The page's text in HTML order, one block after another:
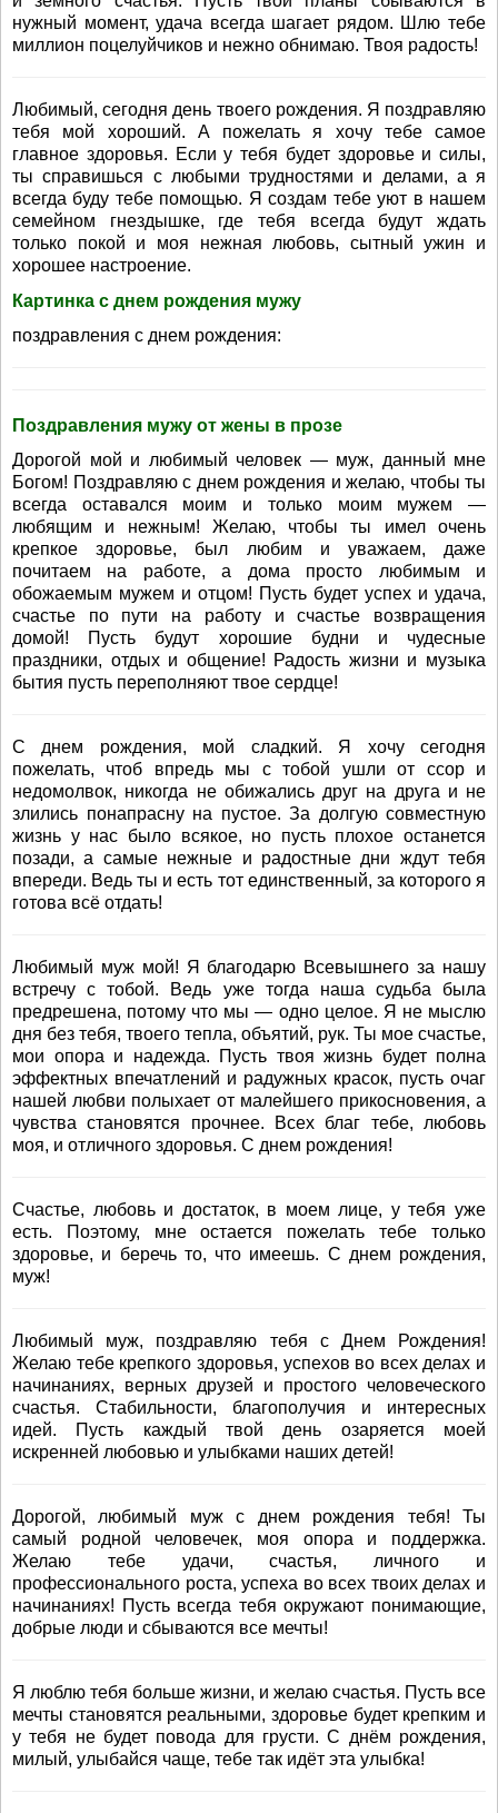
нужный момент, удача всегда шагает рядом. Шлю тебе
миллион поцелуйчиков и нежно обнимаю. Твоя радость!
Любимый, сегодня день твоего рождения. Я поздравляю
тебя мой хороший. А пожелать я хочу тебе самое
главное здоровья. Если у тебя будет здоровье и силы,
ты справишься с любыми трудностями и делами, а я
всегда буду тебе помощью. Я создам тебе уют в нашем
семейном гнездышке, где тебя всегда будут ждать
только покой и моя нежная любовь, сытный ужин и
хорошее настроение.
Картинка с днем рождения мужу
поздравления с днем рождения:
Поздравления мужу от жены в прозе
Дорогой мой и любимый человек — муж, данный мне
Богом! Поздравляю с днем рождения и желаю, чтобы ты
всегда оставался моим и только моим мужем —
любящим и нежным! Желаю, чтобы ты имел очень
крепкое здоровье, был любим и уважаем, даже
почитаем на работе, а дома просто любимым и
обожаемым мужем и отцом! Пусть будет успех и удача,
счастье по пути на работу и счастье возвращения
домой! Пусть будут хорошие будни и чудесные
праздники, отдых и общение! Радость жизни и музыка
бытия пусть переполняют твое сердце!
С днем рождения, мой сладкий. Я хочу сегодня
пожелать, чтоб впредь мы с тобой ушли от ссор и
недомолвок, никогда не обижались друг на друга и не
злились понапрасну на пустое. За долгую совместную
жизнь у нас было всякое, но пусть плохое останется
позади, а самые нежные и радостные дни ждут тебя
впереди. Ведь ты и есть тот единственный, за которого я
готова всё отдать!
Любимый муж мой! Я благодарю Всевышнего за нашу
встречу с тобой. Ведь уже тогда наша судьба была
предрешена, потому что мы — одно целое. Я не мыслю
дня без тебя, твоего тепла, объятий, рук. Ты мое счастье,
мои опора и надежда. Пусть твоя жизнь будет полна
эффектных впечатлений и радужных красок, пусть очаг
нашей любви полыхает от малейшего прикосновения, а
чувства становятся прочнее. Всех благ тебе, любовь
моя, и отличного здоровья. С днем рождения!
Счастье, любовь и достаток, в моем лице, у тебя уже
есть. Поэтому, мне остается пожелать тебе только
здоровье, и беречь то, что имеешь. С днем рождения,
муж!
Любимый муж, поздравляю тебя с Днем Рождения!
Желаю тебе крепкого здоровья, успехов во всех делах и
начинаниях, верных друзей и простого человеческого
счастья. Стабильности, благополучия и интересных
идей. Пусть каждый твой день озаряется моей
искренней любовью и улыбками наших детей!
Дорогой, любимый муж с днем рождения тебя! Ты
самый родной человечек, моя опора и поддержка.
Желаю тебе удачи, счастья, личного и
профессионального роста, успеха во всех твоих делах и
начинаниях! Пусть всегда тебя окружают понимающие,
добрые люди и сбываются все мечты!
Я люблю тебя больше жизни, и желаю счастья. Пусть все
мечты становятся реальными, здоровье будет крепким и
у тебя не будет повода для грусти. С днём рождения,
милый, улыбайся чаще, тебе так идёт эта улыбка!